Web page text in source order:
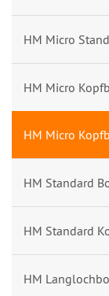
HM Micro
HM Micro
HM Micro
HM Standard
HM Standard
HM